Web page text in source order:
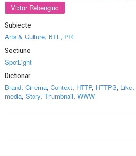
Victor Rebengiuc
Subiecte
Arts & Culture, BTL, PR
Sectiune
SpotLight
Dictionar
Brand, Cinema, Context, HTTP, HTTPS, Like,
media, Story, Thumbnail, WWW